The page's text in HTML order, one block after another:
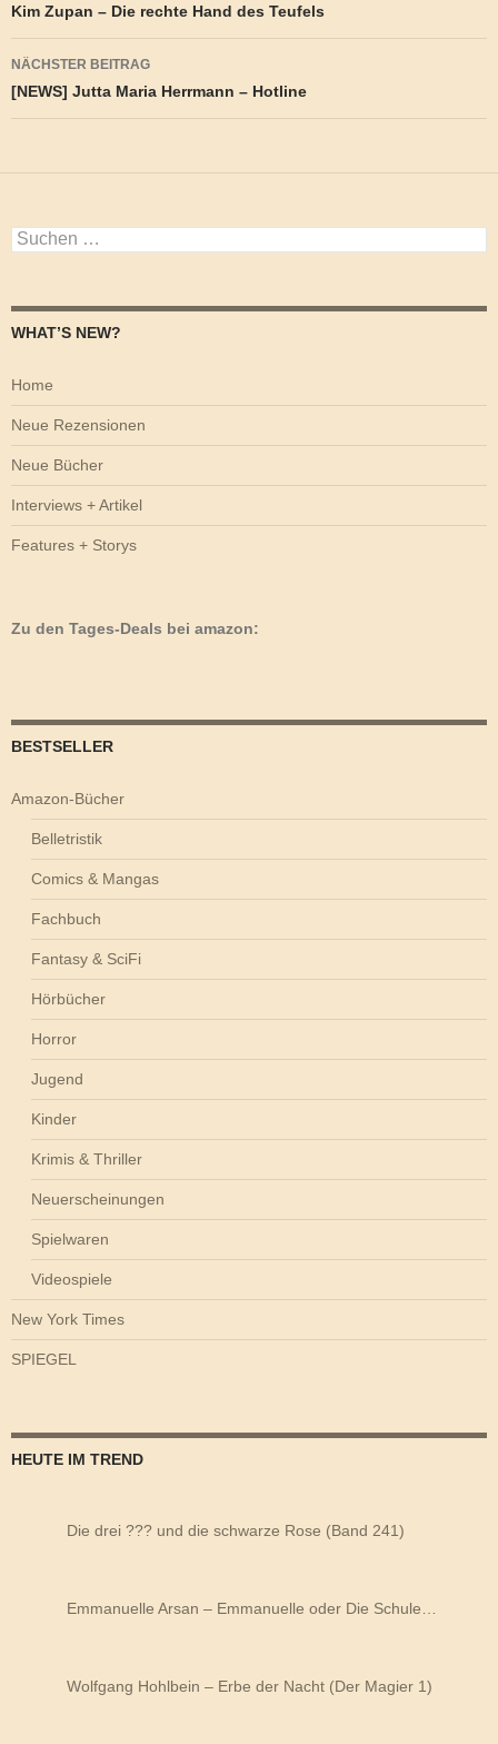
Kim Zupan – Die rechte Hand des Teufels
NÄCHSTER BEITRAG
[NEWS] Jutta Maria Herrmann – Hotline
Suchen
nach:
WHAT’S NEW?
Home
Neue Rezensionen
Neue Bücher
Interviews + Artikel
Features + Storys
Zu den Tages-Deals bei amazon:
BESTSELLER
Amazon-Bücher
Belletristik
Comics & Mangas
Fachbuch
Fantasy & SciFi
Hörbücher
Horror
Jugend
Kinder
Krimis & Thriller
Neuerscheinungen
Spielwaren
Videospiele
New York Times
SPIEGEL
HEUTE IM TREND
Die drei ??? und die schwarze Rose (Band 241)
Emmanuelle Arsan – Emmanuelle oder Die Schule…
Wolfgang Hohlbein – Erbe der Nacht (Der Magier 1)